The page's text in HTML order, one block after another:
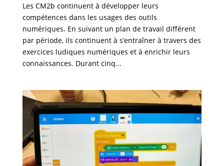
Les CM2b continuent à développer leurs
compétences dans les usages des outils
numériques. En suivant un plan de travail différent
par période, ils continuent à s’entraîner à travers des
exercices ludiques numériques et à enrichir leurs
connaissances. Durant cinq...